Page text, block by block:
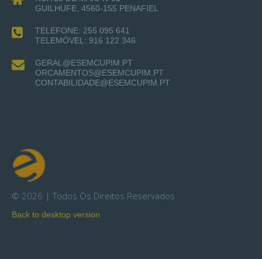
GUILHUFE, 4560-155 PENAFIEL
TELEFONE: 255 095 641
TELEMÓVEL: 916 122 346
GERAL@ESEMCUPIM.PT
ORCAMENTOS@ESEMCUPIM.PT
CONTABILIDADE@ESEMCUPIM.PT
© 2026 Todos Os Direitos Reservados
Back to desktop version